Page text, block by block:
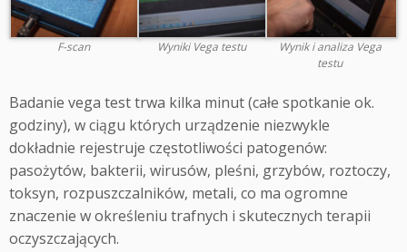
F-scan Wyniki Vega testu
Wynik i analiza Vega
testu
Badanie vega test trwa kilka minut (całe spotkanie ok.
godziny), w ciągu których urządzenie niezwykle
dokładnie rejestruje częstotliwości patogenów:
pasożytów, bakterii, wirusów, pleśni, grzybów, roztoczy,
toksyn, rozpuszczalników, metali, co ma ogromne
znaczenie w określeniu trafnych i skutecznych terapii
oczyszczających.